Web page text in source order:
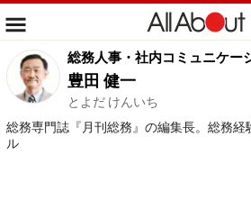
総務人事・社内コミュニケー
豊田 健一
とよだ けんいち
総務専門誌『月刊総務』の編集長。総務
ル